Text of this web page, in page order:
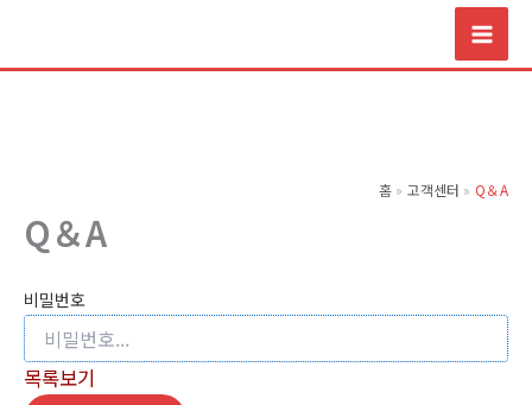
츠
홈 고객센터 Q＆A
Q＆A
비밀번호
목록보기